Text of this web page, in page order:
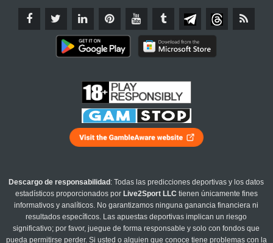
Descargo de responsabilidad : Todas las predicciones deportivas y los datos
estadísticos proporcionados por Live2Sport LLC tienen únicamente fines
informativos y analíticos. No garantizamos ninguna ganancia financiera ni
resultados específicos. Las apuestas deportivas implican un riesgo
significativo; por favor, juegue de forma responsable y solo con fondos que
pueda permitirse perder. Si usted o alguien que conoce tiene problemas con la